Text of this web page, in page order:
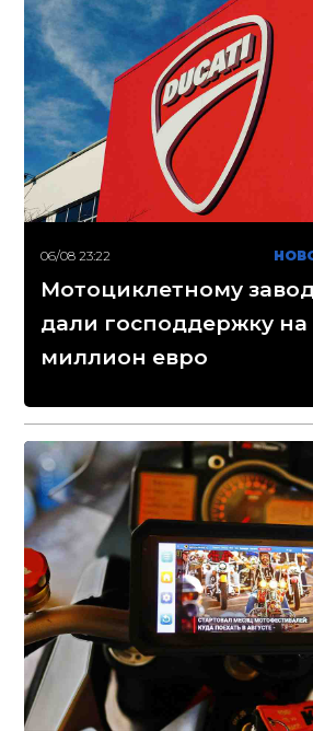
06/08 23:22
Мотоциклетному
дали господдержку на
миллион евро